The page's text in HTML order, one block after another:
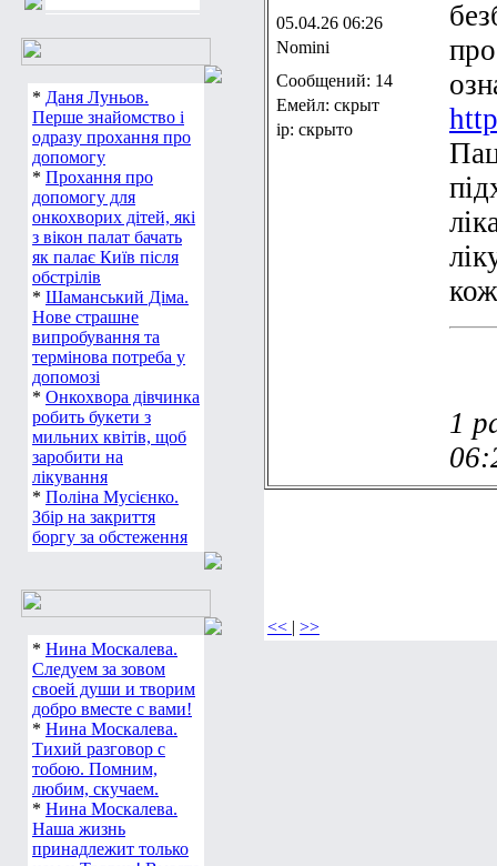
* Даня Луньов.
Перше знайомство і
одразу прохання про
допомогу
* Прохання про
допомогу для
онкохворих дітей, які
з вікон палат бачать
як палає Київ після
обстрілів
* Шаманський Діма.
Нове страшне
випробування та
термінова потреба у
допомозі
* Онкохвора дівчинка
робить букети з
мильних квітів, щоб
заробити на
лікування
* Поліна Мусієнко.
Збір на закриття
боргу за обстеження
* Нина Москалева.
Следуем за зовом
своей души и творим
добро вместе с вами!
* Нина Москалева.
Тихий разговор с
тобою. Помним,
любим, скучаем.
* Нина Москалева.
Наша жизнь
принадлежит только
05.04.26 06:26
Nomini
Сообщений: 14
Емейл: скрыт
ip: скрыто
1
<< | >>